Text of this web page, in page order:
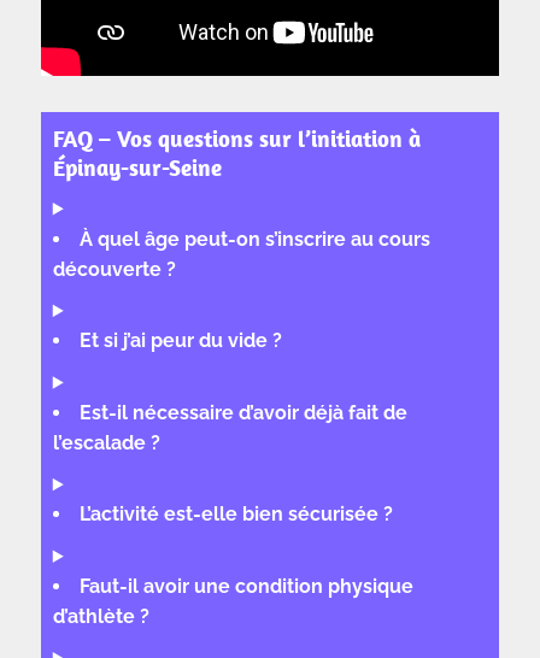
FAQ – Vos questions sur l’initiation à
Épinay-sur-Seine
À quel âge peut-on s’inscrire au cours
découverte ?
Et si j’ai peur du vide ?
Est-il nécessaire d’avoir déjà fait de
l’escalade ?
L’activité est-elle bien sécurisée ?
Faut-il avoir une condition physique
d’athlète ?